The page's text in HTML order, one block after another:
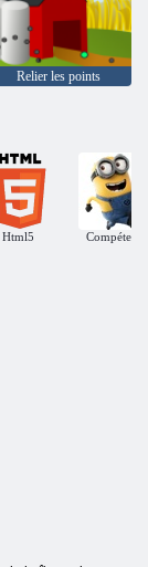
Relier les points
Html5 Compétence